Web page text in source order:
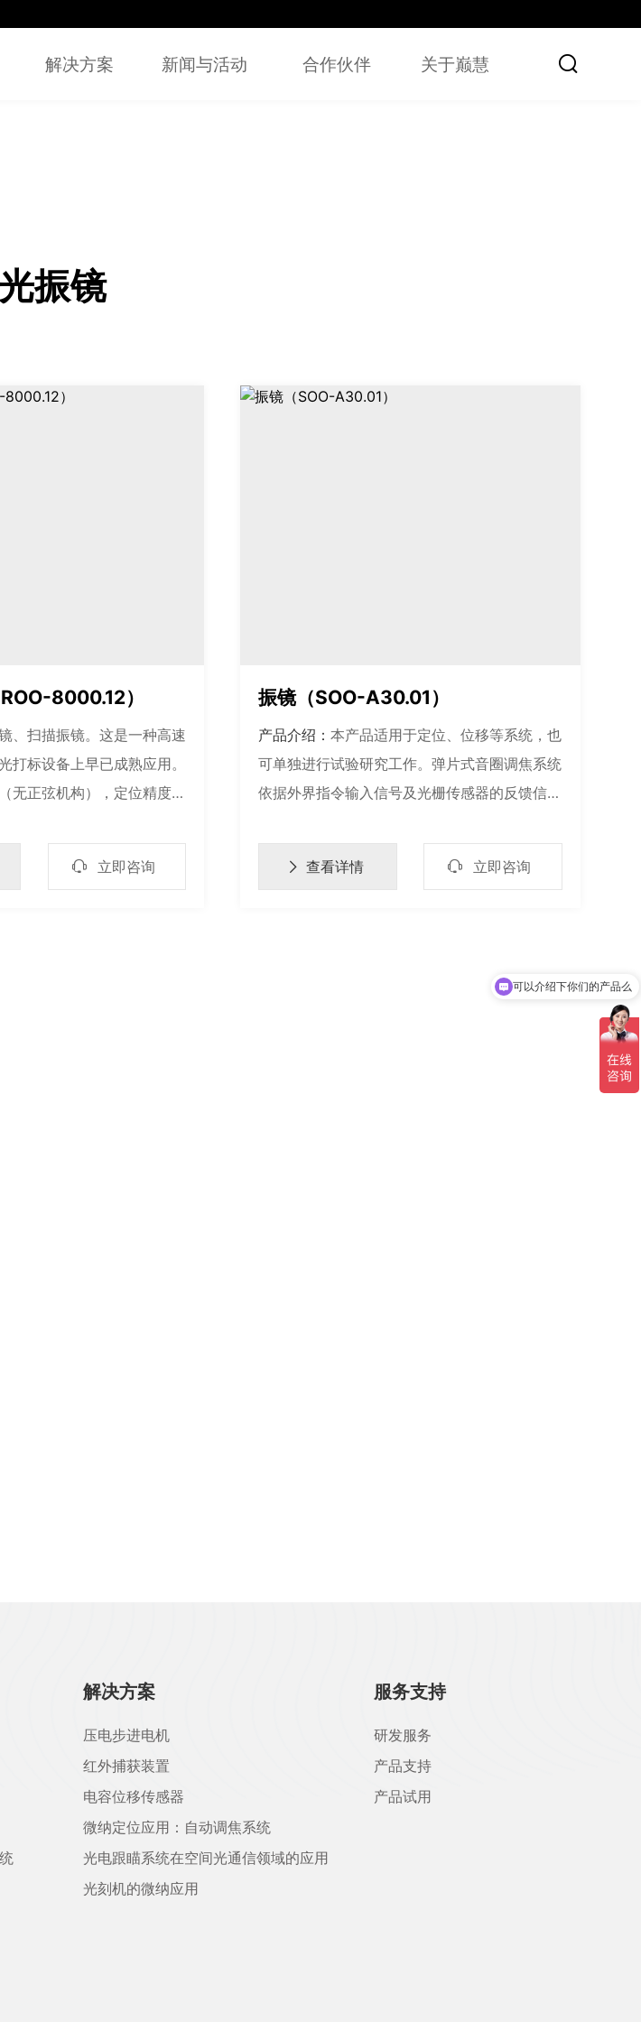
解决方案 新闻与活动 合作伙伴 关于巅慧 
振镜
8000.12）
、扫描振镜。这是一种高速
打标设备上早已成熟应用。
无正弦机构），定位精度高
已有使用。
 立即咨询
振镜（SOO-A30.01）
产品介绍：本产品适用于定位、位移等系统，也
可单独进行试验研究工作。弹片式音圈调焦系统
依据外界指令输入信号及光栅传感器的反馈信
 查看详情  立即咨询
解决方案
压电步进电机
红外捕获装置
电容位移传感器
微纳定位应用：自动调焦系统
光电跟瞄系统在空间光通信领域的应用
光刻机的微纳应用
服务支持
研发服务
产品支持
产品试用
可以介绍下你们的产品么